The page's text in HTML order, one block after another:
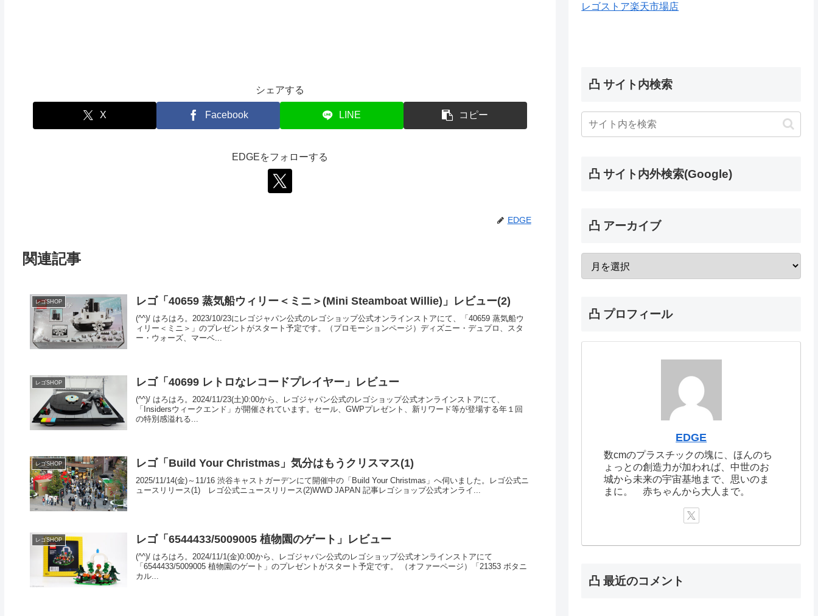
シェアする
X Facebook LINE コピー
EDGEをフォローする
EDGE
関連記事
レゴSHOP レゴ「40659 蒸気船ウィリー＜ミニ＞(Mini Steamboat Willie)」レビュー(2)
(^^)/ はろはろ。2023/10/23にレゴジャパン公式のレゴショップ公式オンラインストアにて、「40659 蒸気船ウ
ィリー＜ミニ＞」のプレゼントがスタート予定です。（プロモーションページ）ディズニー・デュプロ、スタ
ー・ウォーズ、マーベ...
レゴSHOP レゴ「40699 レトロなレコードプレイヤー」レビュー
(^^)/ はろはろ。2024/11/23(土)0:00から、レゴジャパン公式のレゴショップ公式オンラインストアにて、
「Insidersウィークエンド」が開催されています。セール、GWPプレゼント、新リワード等が登場する年１回
の特別感溢れる...
レゴSHOP レゴ「Build Your Christmas」気分はもうクリスマス(1)
2025/11/14(金)～11/16 渋谷キャストガーデンにて開催中の「Build Your Christmas」へ伺いました。レゴ公式ニ
ュースリリース(1) レゴ公式ニュースリリース(2)WWD JAPAN 記事レゴショップ公式オンライ...
レゴSHOP レゴ「6544433/5009005 植物園のゲート」レビュー
(^^)/ はろはろ。2024/11/1(金)0:00から、レゴジャパン公式のレゴショップ公式オンラインストアにて
「6544433/5009005 植物園のゲート」のプレゼントがスタート予定です。 （オファーページ）「21353 ボタニ
カル...
レゴストア楽天市場店
凸 サイト内検索
凸 サイト内外検索(Google)
凸 アーカイブ
凸 プロフィール
EDGE
数cmのプラスチックの塊に、ほんのち
ょっとの創造力が加われば、中世のお
城から未来の宇宙基地まで、思いのま
まに。 赤ちゃんから大人まで。
凸 最近のコメント